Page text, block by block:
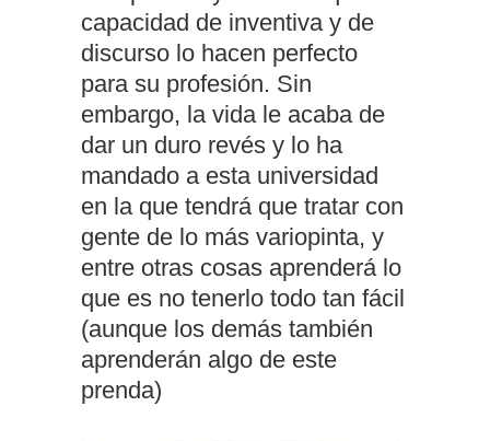
capacidad de inventiva y de
discurso lo hacen perfecto
para su profesión. Sin
embargo, la vida le acaba de
dar un duro revés y lo ha
mandado a esta universidad
en la que tendrá que tratar con
gente de lo más variopinta, y
entre otras cosas aprenderá lo
que es no tenerlo todo tan fácil
(aunque los demás también
aprenderán algo de este
prenda)